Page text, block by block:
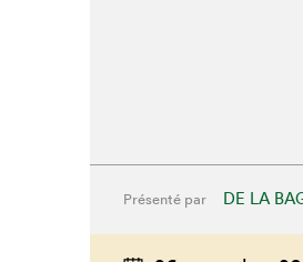
Présenté par DE LA